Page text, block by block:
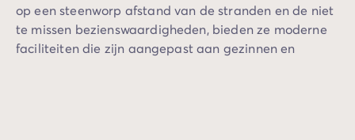
op een steenworp afstand van de stranden en de niet
te missen bezienswaardigheden, bieden ze moderne
faciliteiten die zijn aangepast aan gezinnen en